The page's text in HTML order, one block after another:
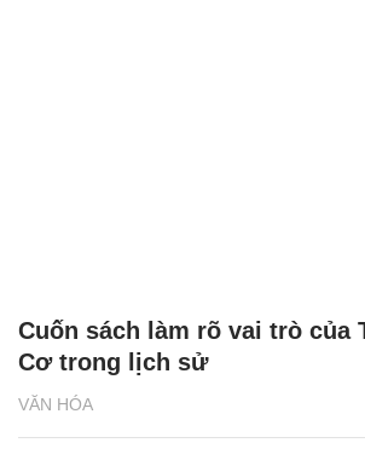
VĂN HÓA
Cuốn sách làm rõ vai trò của
Cơ trong lịch sử